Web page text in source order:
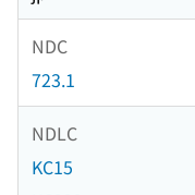
NDC
723.1
NDLC
KC15